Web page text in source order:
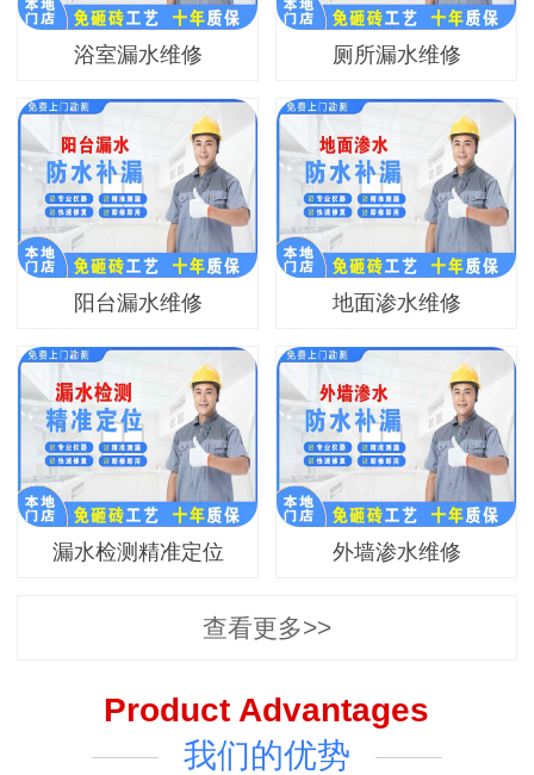
浴室漏水维修 厕所漏水维修
阳台漏水维修 地面渗水维修
漏水检测精准定位 外墙渗水维修
查看更多>>
Product Advantages
我们的优势